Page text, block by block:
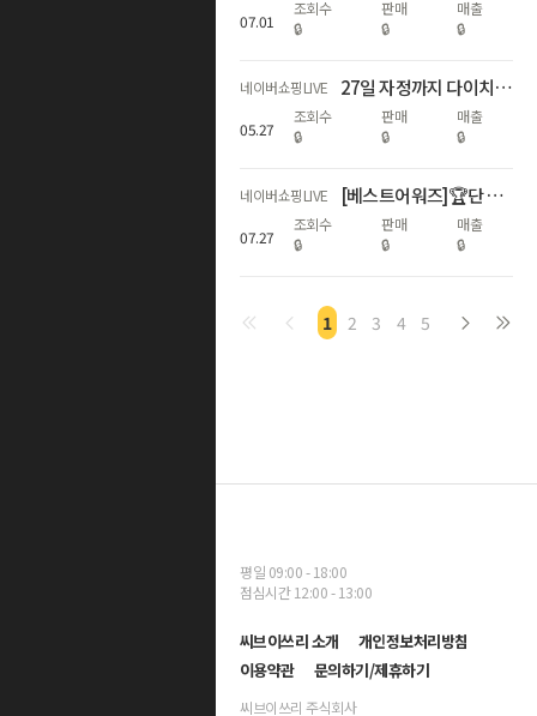
07.01
조회수
🔒
판매
🔒
매출
🔒
네이버쇼핑LIVE 27일 자정까지 다이치 카시트&통풍시트&침대 베스트셀러 최대 58% 혜택
05.27
조회수
🔒
판매
🔒
매출
🔒
네이버쇼핑LIVE [베스트어워즈]🏆단 하루! N+멤버십 최대 21%적립🏅베스트 기저귀
07.27
조회수
🔒
판매
🔒
매출
🔒
1 2 3 4 5
평일 09:00 - 18:00
점심시간 12:00 - 13:00
씨브이쓰리 소개
개인정보처리방침
이용약관
문의하기/제휴하기
씨브이쓰리 주식회사